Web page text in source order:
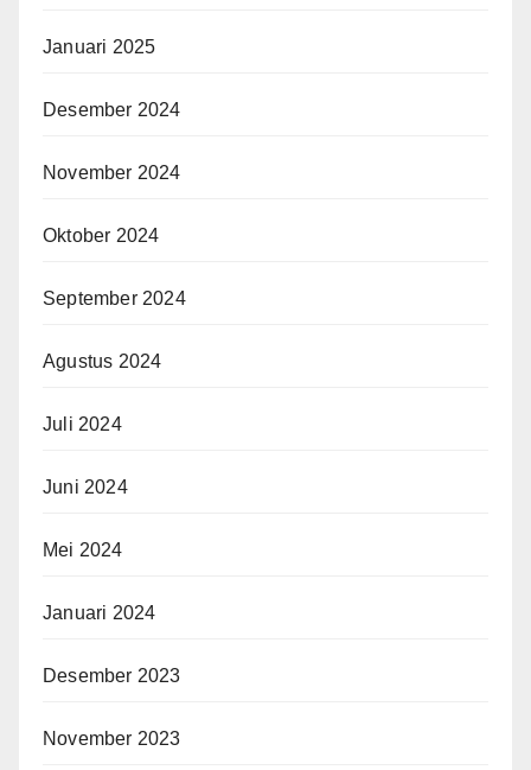
Januari 2025
Desember 2024
November 2024
Oktober 2024
September 2024
Agustus 2024
Juli 2024
Juni 2024
Mei 2024
Januari 2024
Desember 2023
November 2023